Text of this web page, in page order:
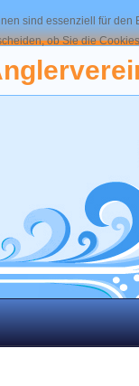
sind essenziell für
ob Sie die